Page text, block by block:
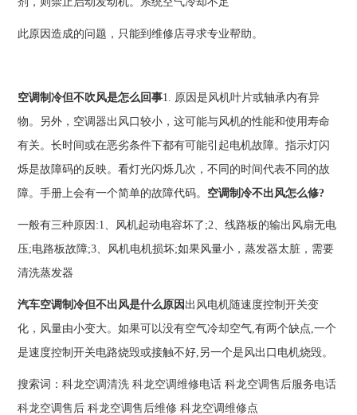
此原因造成的问题，只能到维修店寻求专业帮助。
空调制冷但不吹风是怎么回事1. 原因是风机叶片或轴承内有异
物。另外，空调器出风口较小，这可能与风机的性能和使用寿命
有关。长时间或在恶劣条件下都有可能引起电机故障。指示灯闪
烁是故障码的反映。看灯光闪烁几次，不同的时间代表不同的故
障。手册上会有一个简单的故障代码。 空调制冷不出风怎么修?
一般有三种原因:1、风机起动电容坏了;2、线路板的输出风扇无电
压;电路板故障;3、风机电机损坏;如果风量小，蒸发器太脏，需要
清洗蒸发器
汽车空调制冷但不出风是什么原因 出风电机随速度控制开关变
化，风量由小变大。如果可以没有空气冷却空气,有两个缺点,一个
是速度控制开关电路烧毁或接触不好,另一个是风出口电机烧毁。
搜索词：科龙空调清洗 科龙空调维修电话 科龙空调售后服务电话
科龙空调售后 科龙空调售后维修 科龙空调维修点